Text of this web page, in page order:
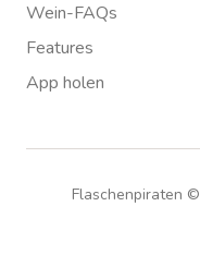
Wein-FAQs
Features
App holen
Flaschenpiraten ©